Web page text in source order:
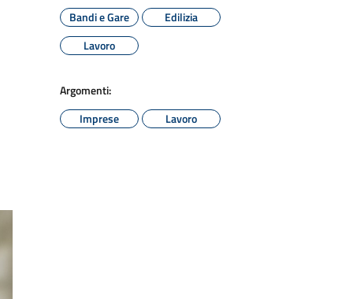
Bandi e Gare
Edilizia
Lavoro
Argomenti:
Imprese
Lavoro